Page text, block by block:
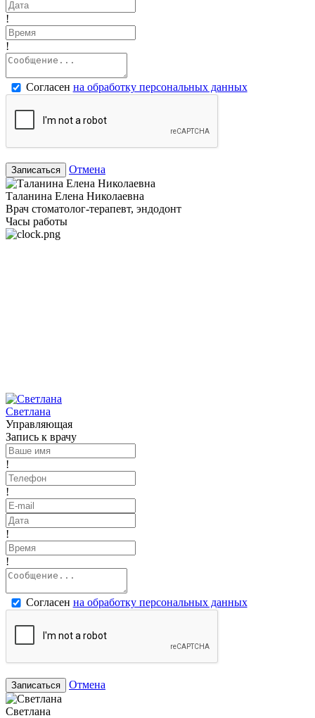
!
!
Согласен на обработку персональных данных
Записаться Отмена
Таланина Елена Николаевна
Врач стоматолог-терапевт, эндодонт
Часы работы
Светлана
Управляющая
Запись к врачу
!
!
!
!
Согласен на обработку персональных данных
Записаться Отмена
Светлана